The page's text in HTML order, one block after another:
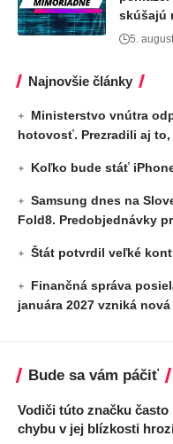
skúšajú
5.
Najnovšie články
Ministerstvo vnútra
hotovosť. Prezradili aj
Koľko bude stáť
Samsung dnes na
Fold8. Predobjednávky
Štát potvrdil veľké
Finančná správa
januára 2027 vzniká
Bude sa vám páčiť
Vodiči túto značku často
chybu v jej blízkosti